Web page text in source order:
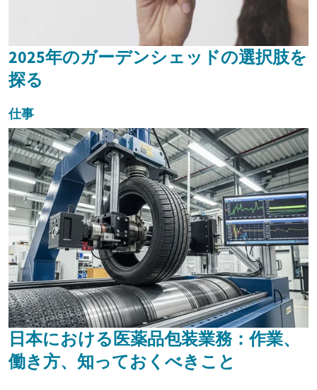
2025年のガーデンシェッドの選択肢を
探る
仕事
日本における医薬品包装業務：作業、
働き方、知っておくべきこと